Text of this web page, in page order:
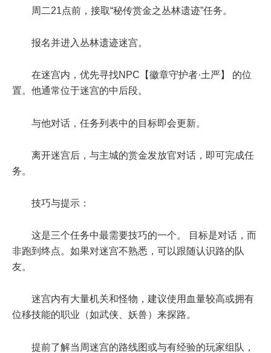
周二21点前，接取“秘传赏金之丛林遗迹”任务。
报名并进入丛林遗迹迷宫。
在迷宫内，优先寻找NPC【徽章守护者·土严】 的位
置。他通常位于迷宫的中后段。
与他对话，任务列表中的目标即会更新。
离开迷宫后，与主城的赏金发放官对话，即可完成任
务。
技巧与提示：
这是三个任务中最需要技巧的一个。 目标是对话，而
非跑到终点。如果对迷宫不熟悉，可以跟随认识路的队
友。
迷宫内有大量机关和怪物，建议使用血量较高或拥有
位移技能的职业（如武侠、妖兽）来探路。
提前了解当周迷宫的路线图或与有经验的玩家组队，